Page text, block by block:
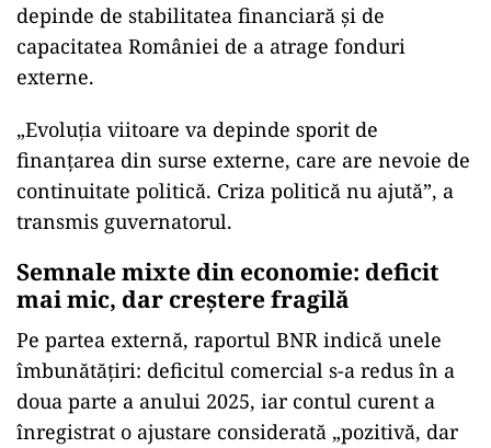
depinde de stabilitatea financiară și de
capacitatea României de a atrage fonduri
externe.
„Evoluția viitoare va depinde sporit de
finanțarea din surse externe, care are nevoie de
continuitate politică. Criza politică nu ajută”, a
transmis guvernatorul.
Semnale mixte din economie: deficit
mai mic, dar creștere fragilă
Pe partea externă, raportul BNR indică unele
îmbunătățiri: deficitul comercial s-a redus în a
doua parte a anului 2025, iar contul curent a
înregistrat o ajustare considerată „pozitivă, dar